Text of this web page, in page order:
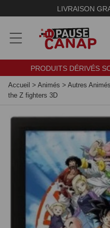
LIVRAISON
PRODUITS DÉRIVÉS
Accueil > Animés > Autres Animés
the Z fighters 3D
Panneau de gestion des cookies